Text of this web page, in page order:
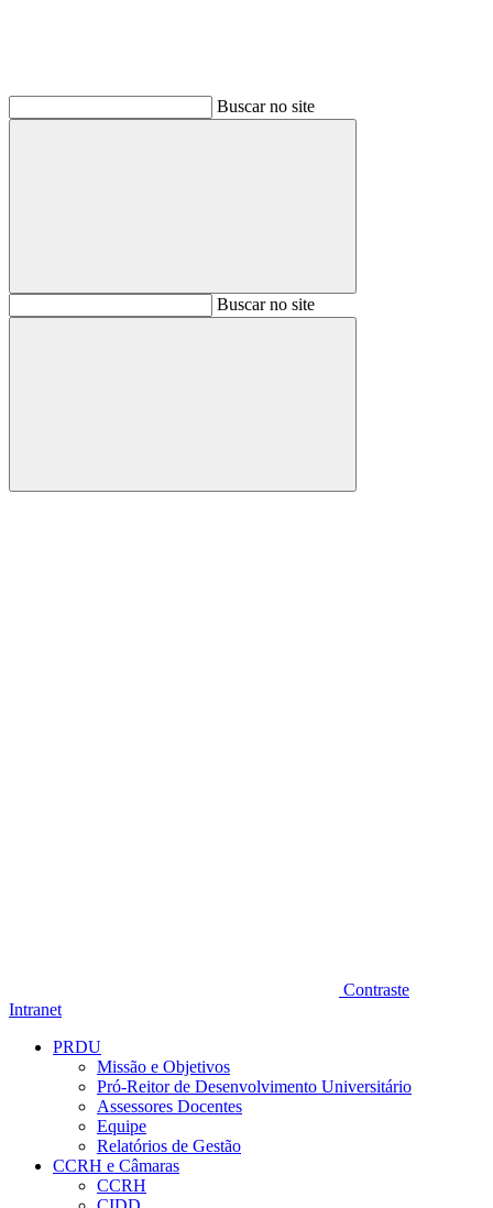
Buscar no site
BuscarBuscar no site
Buscar
Contraste
Intranet
PRDU
Missão e Objetivos
Pró-Reitor de Desenvolvimento Universitário
Assessores Docentes
Equipe
Relatórios de Gestão
CCRH e Câmaras
CCRH